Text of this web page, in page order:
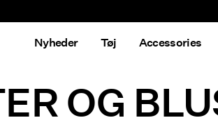
Nyheder Tøj Accessories
OG